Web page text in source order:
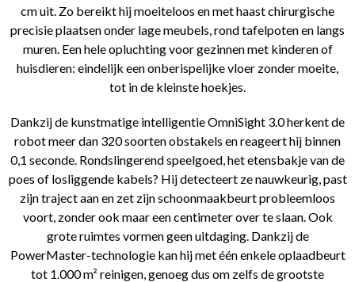
cm uit. Zo bereikt hij moeiteloos en met haast chirurgische
precisie plaatsen onder lage meubels, rond tafelpoten en langs
muren. Een hele opluchting voor gezinnen met kinderen of
huisdieren: eindelijk een onberispelijke vloer zonder moeite,
tot in de kleinste hoekjes.
Dankzij de kunstmatige intelligentie OmniSight 3.0 herkent de
robot meer dan 320 soorten obstakels en reageert hij binnen
0,1 seconde. Rondslingerend speelgoed, het etensbakje van de
poes of losliggende kabels? Hij detecteert ze nauwkeurig, past
zijn traject aan en zet zijn schoonmaakbeurt probleemloos
voort, zonder ook maar een centimeter over te slaan. Ook
grote ruimtes vormen geen uitdaging. Dankzij de
PowerMaster-technologie kan hij met één enkele oplaadbeurt
tot 1.000 m² reinigen, genoeg dus om zelfs de grootste